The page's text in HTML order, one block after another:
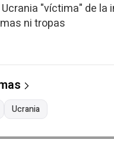
"víctima" de la
ni tropas
Ucrania